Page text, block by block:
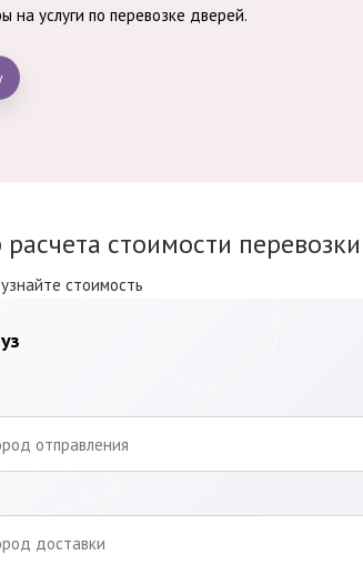
на услуги по перевозке дверей.
расчета стоимости перевозки
стоимость